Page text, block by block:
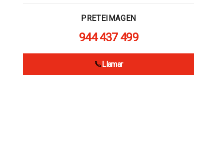
PRETEIMAGEN
944 437 499
Llamar